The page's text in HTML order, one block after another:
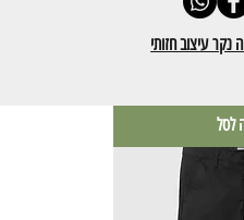
GABBA
לסל
נקר עיצוב חזותי